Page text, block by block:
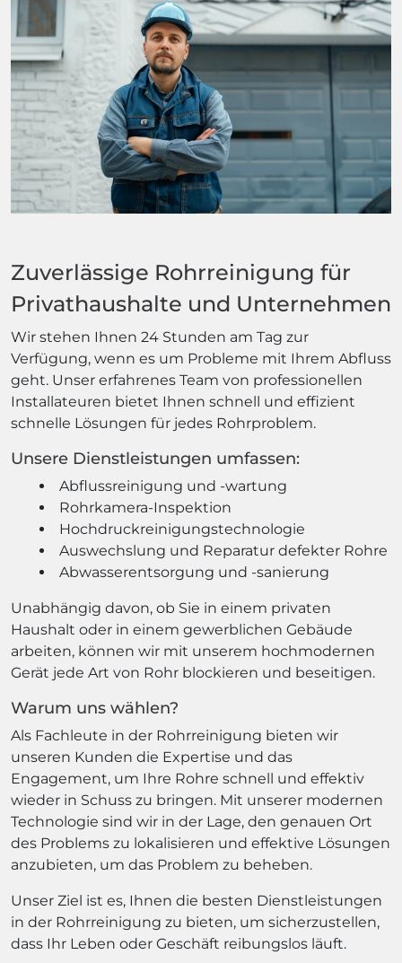
Zuverlässige Rohrreinigung für
Privathaushalte und Unternehmen
Wir stehen Ihnen 24 Stunden am Tag zur
Verfügung, wenn es um Probleme mit Ihrem Abfluss
geht. Unser erfahrenes Team von professionellen
Installateuren bietet Ihnen schnell und effizient
schnelle Lösungen für jedes Rohrproblem.
Unsere Dienstleistungen umfassen:
Abflussreinigung und -wartung
Rohrkamera-Inspektion
Hochdruckreinigungstechnologie
Auswechslung und Reparatur defekter Rohre
Abwasserentsorgung und -sanierung
Unabhängig davon, ob Sie in einem privaten
Haushalt oder in einem gewerblichen Gebäude
arbeiten, können wir mit unserem hochmodernen
Gerät jede Art von Rohr blockieren und beseitigen.
Warum uns wählen?
Als Fachleute in der Rohrreinigung bieten wir
unseren Kunden die Expertise und das
Engagement, um Ihre Rohre schnell und effektiv
wieder in Schuss zu bringen. Mit unserer modernen
Technologie sind wir in der Lage, den genauen Ort
des Problems zu lokalisieren und effektive Lösungen
anzubieten, um das Problem zu beheben.
Unser Ziel ist es, Ihnen die besten Dienstleistungen
in der Rohrreinigung zu bieten, um sicherzustellen,
dass Ihr Leben oder Geschäft reibungslos läuft.